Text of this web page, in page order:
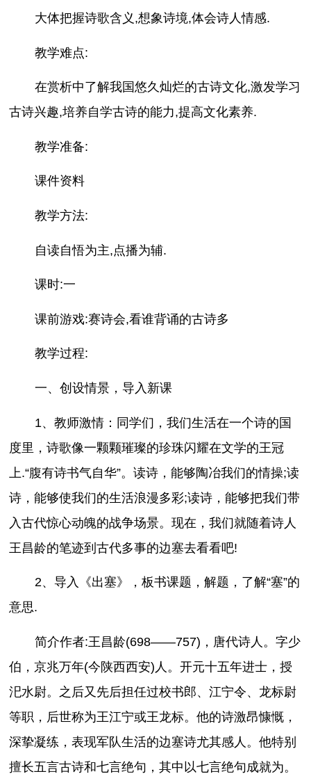
大体把握诗歌含义,想象诗境,体会诗人情感.
教学难点:
在赏析中了解我国悠久灿烂的古诗文化,激发学习
古诗兴趣,培养自学古诗的能力,提高文化素养.
教学准备:
课件资料
教学方法:
自读自悟为主,点播为辅.
课时:一
课前游戏:赛诗会,看谁背诵的古诗多
教学过程:
一、创设情景，导入新课
1、教师激情：同学们，我们生活在一个诗的国
度里，诗歌像一颗颗璀璨的珍珠闪耀在文学的王冠
上.“腹有诗书气自华”。读诗，能够陶冶我们的情操;读
诗，能够使我们的生活浪漫多彩;读诗，能够把我们带
入古代惊心动魄的战争场景。现在，我们就随着诗人
王昌龄的笔迹到古代多事的边塞去看看吧!
2、导入《出塞》，板书课题，解题，了解“塞”的
意思.
简介作者:王昌龄(698——757)，唐代诗人。字少
伯，京兆万年(今陕西西安)人。开元十五年进士，授
汜水尉。之后又先后担任过校书郎、江宁令、龙标尉
等职，后世称为王江宁或王龙标。他的诗激昂慷慨，
深挚凝练，表现军队生活的边塞诗尤其感人。他特别
擅长五言古诗和七言绝句，其中以七言绝句成就为。